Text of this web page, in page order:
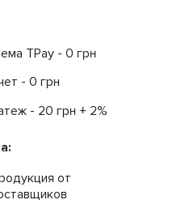
TPay - 0 грн
- 0 грн
- 20 грн + 2%
от